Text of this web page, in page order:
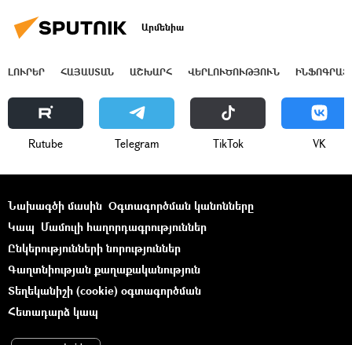
Արմենիա
ԼՈՒՐԵՐ ՀԱՅԱՍՏԱՆ ԱՇԽԱՐՀ ՎԵՐԼՈՒԾՈՒԹՅՈՒՆ
Rutube Telegram ТikТоk VK
Նախագծի մասին Օգտագործման կանոնները
Կապ Մամուլի հաղորդագրություններ
Ընկերությունների նորություններ
Գաղտնիության քաղաքականություն
Տեղեկանիշի (cookie) օգտագործման
Հետադարձ կապ